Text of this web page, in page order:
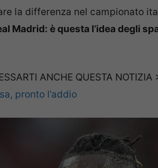
la differenza nel campionato
Madrid: è questa l’idea degli
ANCHE QUESTA NOTIZIA
pronto l’addio